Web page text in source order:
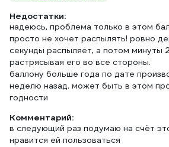
Недостатки:
надеюсь, проблема только в этом
просто не хочет распылять! ровно
секунды распыляет, а потом минуты
растрясывая его во все стороны.
баллону больше года по дате
неделю назад. может быть в этом
годности
Комментарий:
в следующий раз подумаю на счёт
нравится ей пользоваться